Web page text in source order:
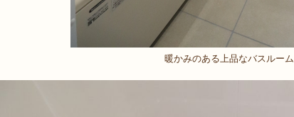
暖かみのある上品なバスルーム